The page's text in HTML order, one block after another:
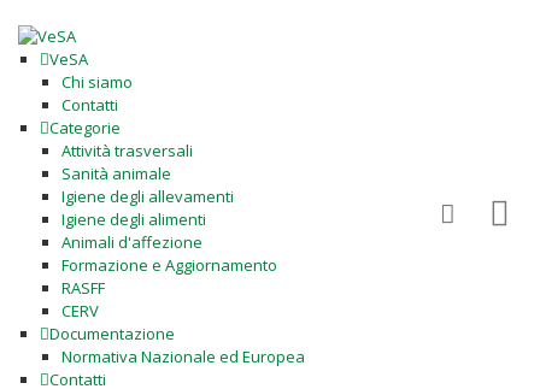
VeSA
Chi siamo
Contatti
Categorie
Attività trasversali
Sanità animale
Igiene degli allevamenti
Igiene degli alimenti
Animali d'affezione
Formazione e Aggiornamento
RASFF
CERV
Documentazione
Normativa Nazionale ed Europea
Contatti